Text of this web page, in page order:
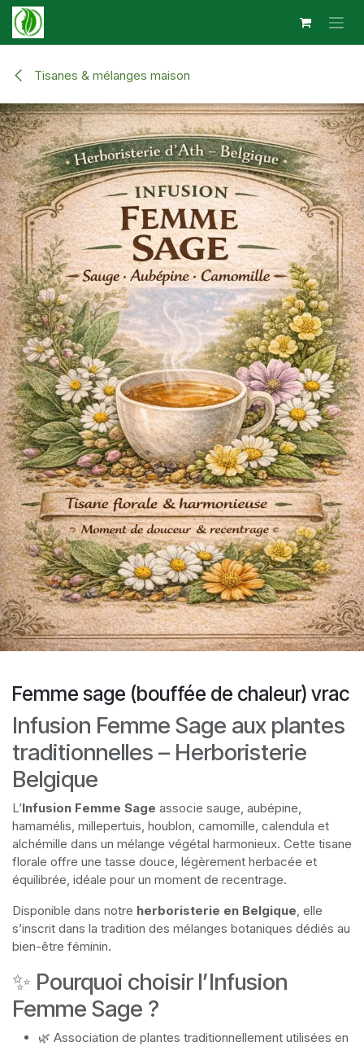
Se rendre au contenu
Tisanes & mélanges maison
Femme sage (bouffée de chaleur) vrac
Infusion Femme Sage aux plantes
traditionnelles – Herboristerie
Belgique
L’Infusion Femme Sage associe sauge, aubépine,
hamamélis, millepertuis, houblon, camomille, calendula et
alchémille dans un mélange végétal harmonieux. Cette tisane
florale offre une tasse douce, légèrement herbacée et
équilibrée, idéale pour un moment de recentrage.
Disponible dans notre herboristerie en Belgique, elle
s’inscrit dans la tradition des mélanges botaniques dédiés au
bien-être féminin.
✨ Pourquoi choisir l’Infusion
Femme Sage ?
🌿 Association de plantes traditionnellement utilisées en